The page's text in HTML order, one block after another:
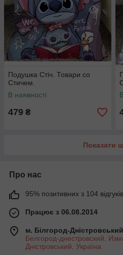
Подушка Стіч. Товари со
Стичем.
В наявності
479 ₴
Показати
Про нас
95% позитивних з 104
Працює з 06.08.2014
м. Білгород-Дністровський
Белгород-днестровский,
Дністровський, Україна